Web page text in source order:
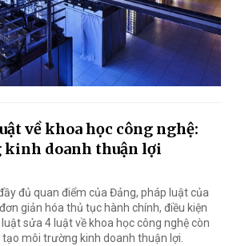
về khoa học công nghệ:
kinh doanh thuận lợi
đủ quan điểm của Đảng, pháp luật của
giản hóa thủ tục hành chính, điều kiện
sửa 4 luật về khoa học công nghệ còn
môi trường kinh doanh thuận lợi.